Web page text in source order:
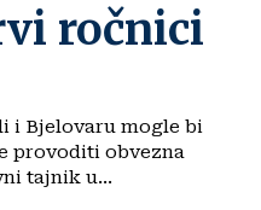
ročnici
i Bjelovaru mogle bi
provoditi obvezna
tajnik u...